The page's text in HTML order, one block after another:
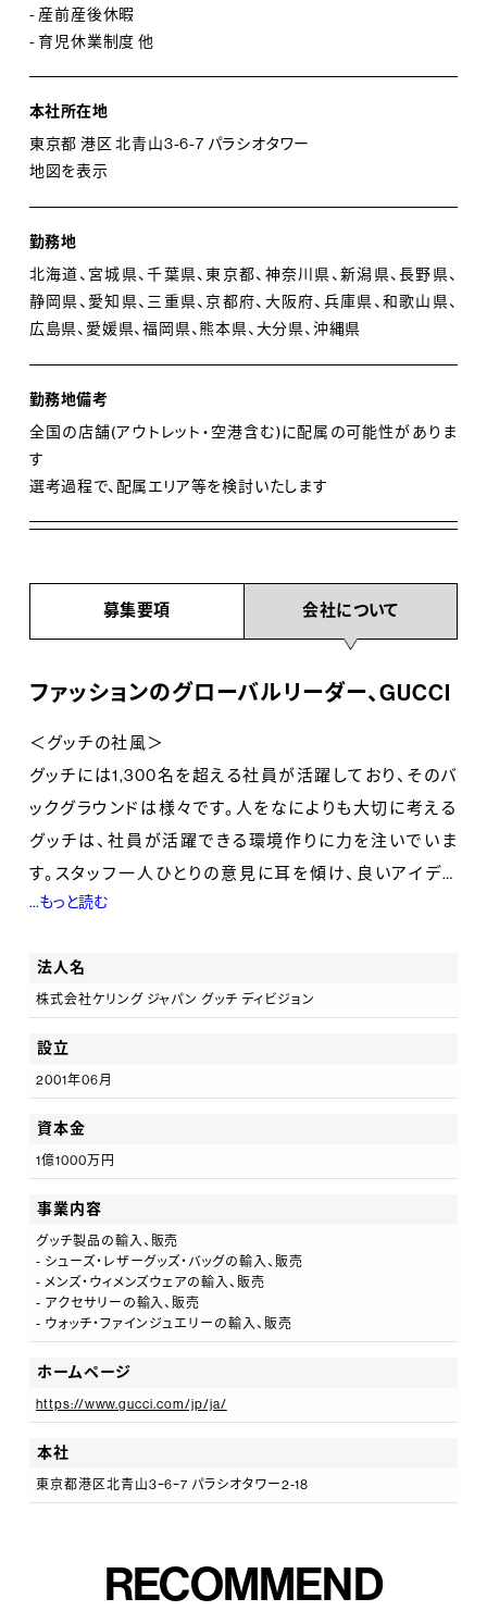
- 産前産後休暇
- 育児休業制度 他
本社所在地
東京都 港区 北青山3-6-7 パラシオタワー
地図を表示
勤務地
北海道、宮城県、千葉県、東京都、神奈川県、新潟県、長野県、
静岡県、愛知県、三重県、京都府、大阪府、兵庫県、和歌山県、
広島県、愛媛県、福岡県、熊本県、大分県、沖縄県
勤務地備考
全国の店舗(アウトレット・空港含む)に配属の可能性がありま
す
選考過程で、配属エリア等を検討いたします
募集要項 会社について
ファッションのグローバルリーダー、GUCCI
＜グッチの社風＞
グッチには1,300名を超える社員が活躍しており、そのバ
ックグラウンドは様々です。人をなによりも大切に考える
グッチは、社員が活躍できる環境作りに力を注いでいま
す。スタッフ一人ひとりの意見に耳を傾け、良いアイディ
アがあれば積極的に取り入れるカルチャーがあります。
＜キャリアパス＞
はじめはClient Advisor/Operation Staffよりスタートい
ただき、その後Seniorポジション、マネジメント、スペシャ
リスト等様々なキャリアパスを実現することができます。
...もっと読む
法人名
株式会社ケリング ジャパン グッチ ディビジョン
設立
2001年06月
資本金
1億1000万円
事業内容
グッチ製品の輸入、販売
- シューズ・レザーグッズ・バッグの輸入、販売
- メンズ・ウィメンズウェアの輸入、販売
- アクセサリーの輸入、販売
- ウォッチ・ファインジュエリーの輸入、販売
ホームページ
https://www.gucci.com/jp/ja/
本社
東京都港区北青山3ｰ6ｰ7 パラシオタワー2-18
RECOMMEND